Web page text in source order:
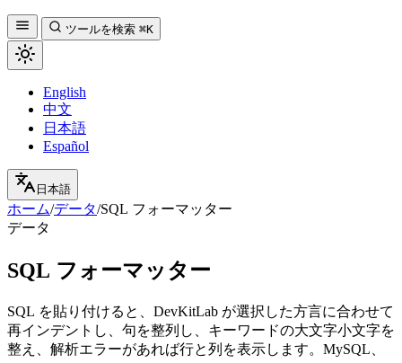
ツールを検索 ⌘K
English
中文
日本語
Español
日本語
ホーム/データ/SQL フォーマッター
データ
SQL フォーマッター
SQL を貼り付けると、DevKitLab が選択した方言に合わせて
再インデントし、句を整列し、キーワードの大文字小文字を
整え、解析エラーがあれば行と列を表示します。MySQL、